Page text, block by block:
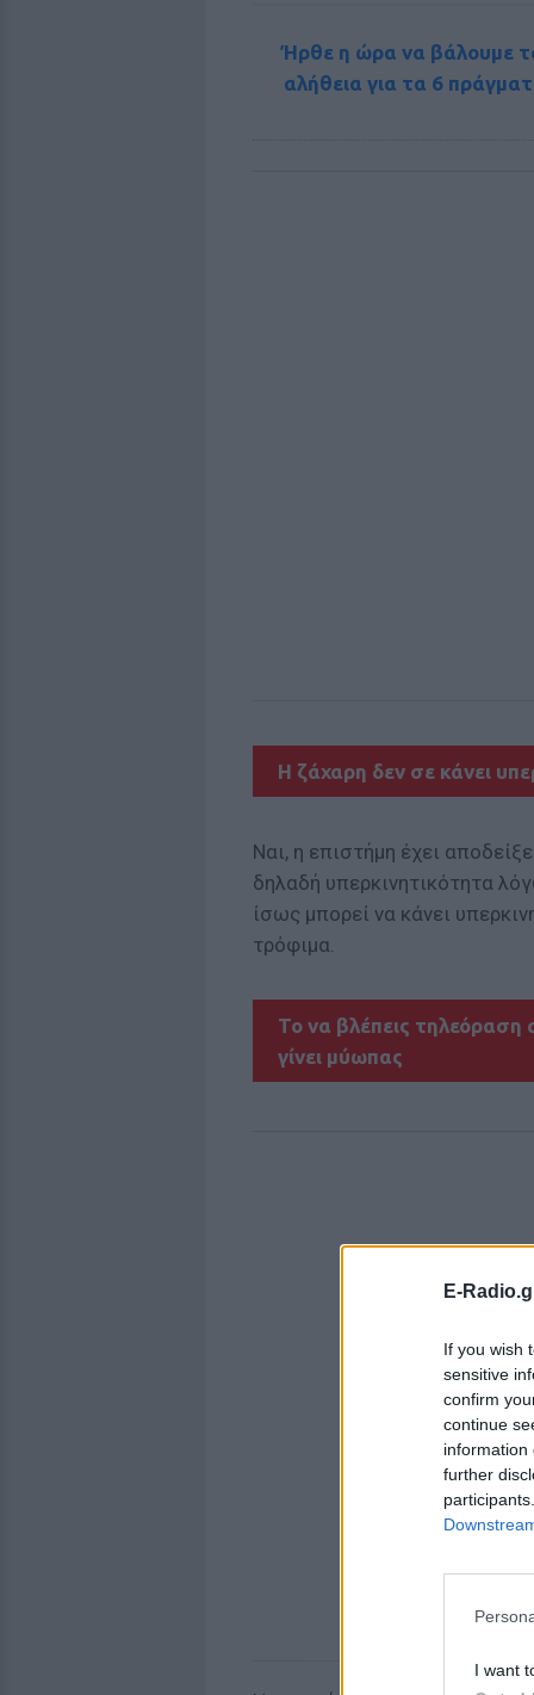
E-
If you wish
sensitive
confirm
continue
information
further
I want
Ήρθε η ώρα να βάλουμε
αλήθεια για τα 6
H ζάχαρη δεν σε κάνει
Ναι, η επιστήμη έχει
δηλαδή υπερκινητικότητα
ίσως μπορεί να κάνει
τρόφιμα.
Το να βλέπεις
γίνει μύωπας